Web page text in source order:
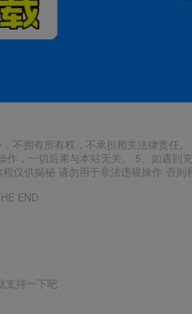
不拥有所有权，不承担相关法律责任
，一切后果与本站无关。 5、如遇到
仅供揭秘 请勿用于非法违规操作 否则
END
支持一下吧